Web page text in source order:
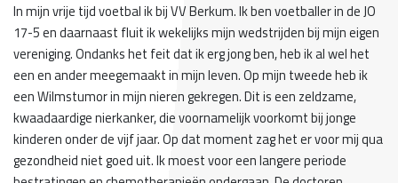
In mijn vrije tijd voetbal ik bij VV Berkum. Ik ben voetballer in de JO
17-5 en daarnaast fluit ik wekelijks mijn wedstrijden bij mijn eigen
vereniging. Ondanks het feit dat ik erg jong ben, heb ik al wel het
een en ander meegemaakt in mijn leven. Op mijn tweede heb ik
een Wilmstumor in mijn nieren gekregen. Dit is een zeldzame,
kwaadaardige nierkanker, die voornamelijk voorkomt bij jonge
kinderen onder de vijf jaar. Op dat moment zag het er voor mij qua
gezondheid niet goed uit. Ik moest voor een langere periode